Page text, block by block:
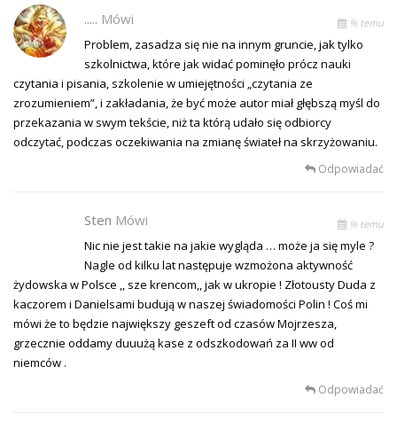
..... Mówi % temu
Problem, zasadza się nie na innym gruncie, jak tylko
szkolnictwa, które jak widać pominęło prócz nauki
czytania i pisania, szkolenie w umiejętności „czytania ze
zrozumieniem”, i zakładania, że być może autor miał głębszą myśl do
przekazania w swym tekście, niż ta którą udało się odbiorcy
odczytać, podczas oczekiwania na zmianę świateł na skrzyżowaniu.
Odpowiadać
Sten Mówi % temu
Nic nie jest takie na jakie wygląda … może ja się myle ?
Nagle od kilku lat następuje wzmożona aktywność
żydowska w Polsce ,, sze krencom,, jak w ukropie ! Złotousty Duda z
kaczorem i Danielsami budują w naszej świadomości Polin ! Coś mi
mówi że to będzie największy geszeft od czasów Mojrzesza,
grzecznie oddamy duuużą kase z odszkodowań za II ww od
niemców .
Odpowiadać